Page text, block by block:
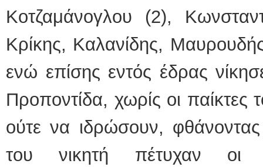
Κοτζαμάνογλου (2),
Κρίκης, Καλανίδης,
ενώ επίσης εντός έδρας
Προποντίδα, χωρίς οι παίκτες
ούτε να ιδρώσουν,
του νικητή πέτυχαν οι